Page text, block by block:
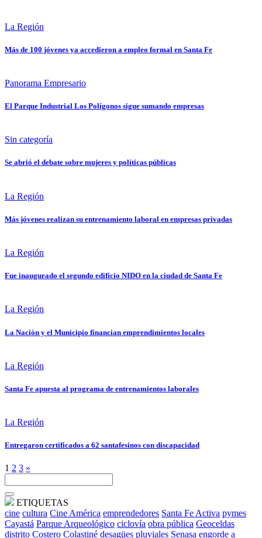
La Región
Más de 100 jóvenes ya accedieron a empleo formal en Santa Fe
Panorama Empresario
El Parque Industrial Los Polígonos sigue sumando empresas
Sin categoría
Se abrió el debate sobre mujeres y políticas públicas
La Región
Más jóvenes realizan su entrenamiento laboral en empresas privadas
La Región
Fue inaugurado el segundo edificio NIDO en la ciudad de Santa Fe
La Región
La Nación y el Municipio financian emprendimientos locales
La Región
Santa Fe apuesta al programa de entrenamientos laborales
La Región
Entregaron certificados a 62 santafesinos con discapacidad
1 2 3 »
ETIQUETAS
cine cultura Cine América emprendedores Santa Fe Activa pymes
Cayastá Parque Arqueológico ciclovía obra pública Geoceldas
distrito Costero Colastiné desagües pluviales Senasa engorde a